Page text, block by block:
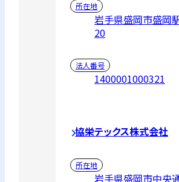
所在地
岩手県盛岡市盛岡
20
法人番号
1400001000321
協栄テックス株式会社
所在地
岩手県盛岡市中央